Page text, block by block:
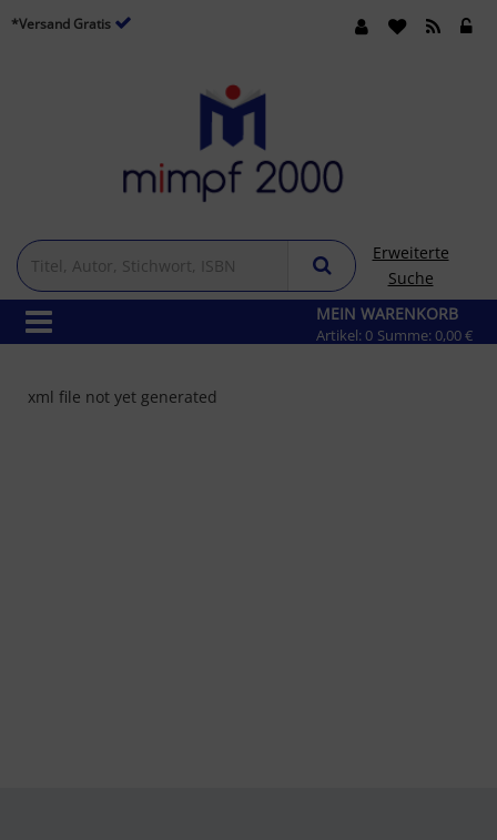
*Versand Gratis
Erweiterte
Suche
MEIN WARENKORB
Artikel: 0 Summe: 0,00 €
xml file not yet generated